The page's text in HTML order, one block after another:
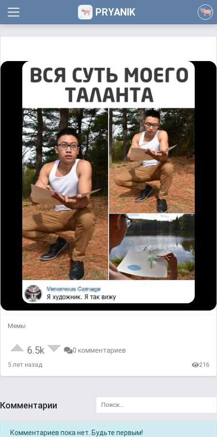
PRYANIK
Мемы
6.5k 0 комментариев
5 лет назад 216
Комментарии
Комментариев пока нет. Будьте первым!